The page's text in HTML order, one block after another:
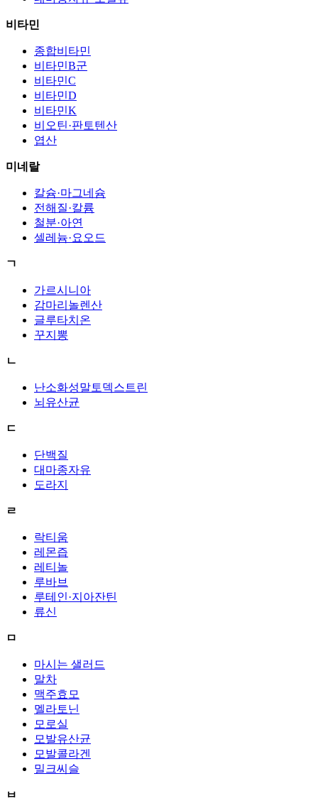
비타민
종합비타민
비타민B군
비타민C
비타민D
비타민K
비오틴·판토텐산
엽산
미네랄
칼슘·마그네슘
전해질·칼륨
철분·아연
셀레늄·요오드
ㄱ
가르시니아
감마리놀렌산
글루타치온
꾸지뽕
ㄴ
난소화성말토덱스트린
뇌유산균
ㄷ
단백질
대마종자유
도라지
ㄹ
락티움
레몬즙
레티놀
루바브
루테인·지아잔틴
류신
ㅁ
마시는 샐러드
말차
맥주효모
멜라토닌
모로실
모발유산균
모발콜라겐
밀크씨슬
ㅂ